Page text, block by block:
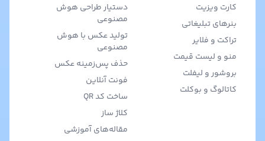
کارت ویزیت
بنرهای تبلیغاتی
تراکت و فلایر
منو و لیست قیمت
بروشور و لیفلت
کاتالوگ و بوکلت
دستیار طراحی هوش
مصنوعی
تولید عکس با هوش
مصنوعی
حذف پس‌زمینه عکس
فونت آنلاین
ساخت کد QR
کلاژ ساز
مقاله‌های آموزشی